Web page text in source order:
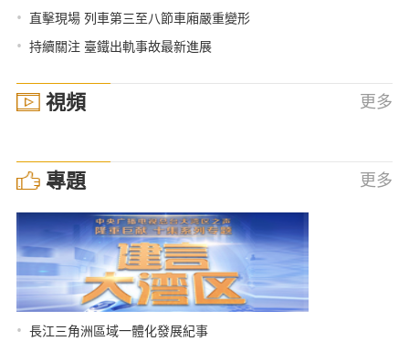
• 直擊現場 列車第三至八節車廂嚴重變形
• 持續關注 臺鐵出軌事故最新進展
視頻 更多
專題 更多
• 長江三角洲區域一體化發展紀事